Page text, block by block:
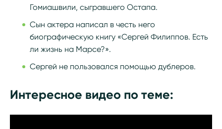
Гомиашвили, сыгравшего Остапа.
Сын актера написал в честь него
биографическую книгу «Сергей Филиппов. Есть
ли жизнь на Марсе?».
Сергей не пользовался помощью дублеров.
Интересное видео по теме: